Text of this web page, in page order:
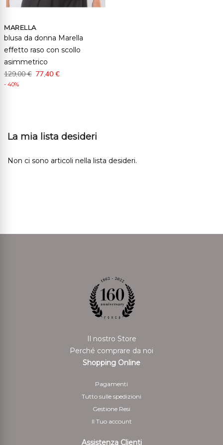
MARELLA
blusa da donna Marella
effetto raso con scollo
asimmetrico
129,00 € 77,40 €
- 40%
La mia lista desideri
Non ci sono articoli nella lista desideri.
Il nostro Store
Perché comprare da noi
Shopping Online
Pagamenti
Tutto sulle spedizioni
Gestione Resi
Il Tuo account
Assistenza Clienti